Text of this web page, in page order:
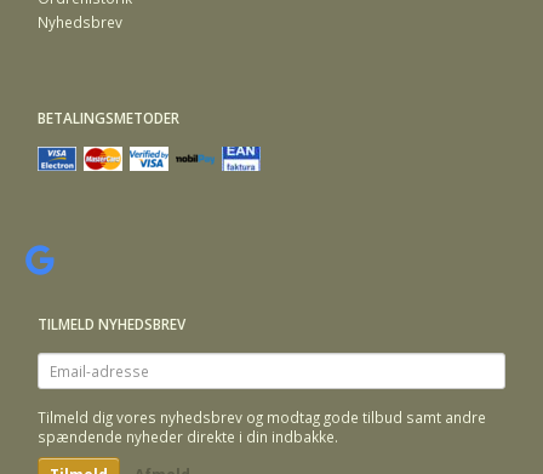
Nyhedsbrev
BETALINGSMETODER
TILMELD NYHEDSBREV
Email-
adresse
Tilmeld dig vores nyhedsbrev og modtag gode tilbud samt andre
spændende nyheder direkte i din indbakke.